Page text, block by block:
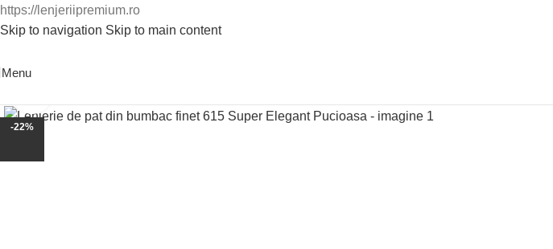
https://lenjeriipremium.ro
Skip to navigation Skip to main content
Menu
-22%